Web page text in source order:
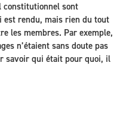
constitutionnel sont
est rendu, mais rien du tout
les membres. Par exemple,
n’étaient sans doute pas
savoir qui était pour quoi, il